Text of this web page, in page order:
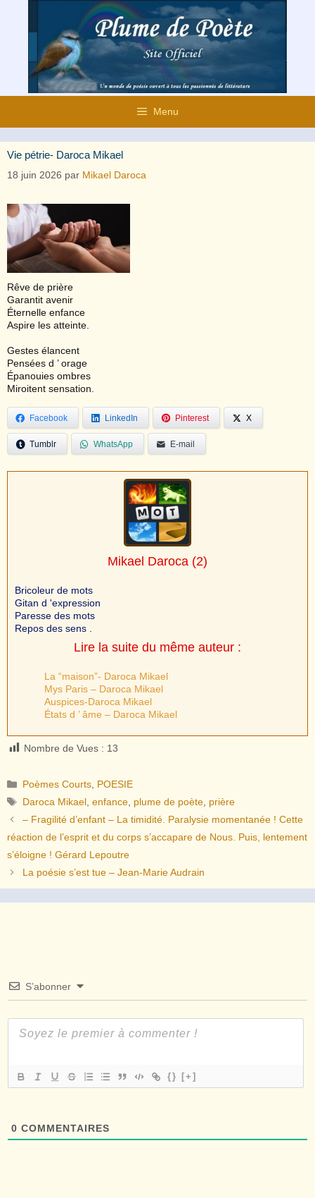
contenu
Menu
Vie pétrie- Daroca Mikael
18 juin 2026 par Mikael Daroca
Rêve de prière
Garantit avenir
Éternelle enfance
Aspire les atteinte.
Gestes élancent
Pensées d ’ orage
Épanouies ombres
Miroitent sensation.
Facebook LinkedIn Pinterest X
Tumblr WhatsApp E-mail
Mikael Daroca (2)
Bricoleur de mots
Gitan d 'expression
Paresse des mots
Repos des sens .
Lire la suite du même auteur :
La “maison”- Daroca Mikael
Mys Paris – Daroca Mikael
Auspices-Daroca Mikael
États d ’ âme – Daroca Mikael
Nombre de Vues : 13
Catégories
Poèmes Courts POESIE
Étiquettes
Daroca Mikael ,enfance plume de poète prière
– Fragilité d’enfant – La timidité. Paralysie momentanée ! Cette
réaction de l’esprit et du corps s’accapare de Nous. Puis, lentement
s’éloigne ! Gérard Lepoutre
La poésie s’est tue – Jean-Marie Audrain
S’abonner
{} [+]
0 COMMENTAIRES